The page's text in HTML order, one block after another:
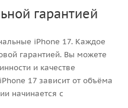
гарантией
iPhone 17. Каждое
гарантией. Вы можете
и качестве
17 зависит от объёма
начинается с